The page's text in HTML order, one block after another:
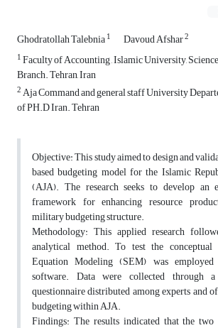
Ghodratollah Talebnia1 Davoud Afshar2
1Faculty of Accounting , Islamic University,
Branch. Tehran, Iran
2Aja Command and general staff University
of PH.D Iran. Tehran
Objective: This study aimed to design and
based budgeting model for the Islamic
(AJA). The research seeks to develop an
framework for enhancing resource
military budgeting structure.
Methodology: This applied research
analytical method. To test the conceptual
Equation Modeling (SEM) was
software. Data were collected through a
questionnaire distributed among experts and
budgeting within AJA.
Findings: The results indicated that the two